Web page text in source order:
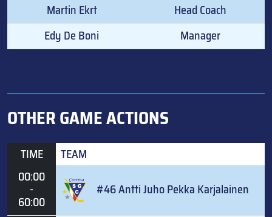
Martin Ekrt
Head Coach
Edy De Boni
Manager
OTHER GAME ACTIONS
TIME
TEAM
00:00
-
60:00
#46 Antti Juho Pekka Karjalainen